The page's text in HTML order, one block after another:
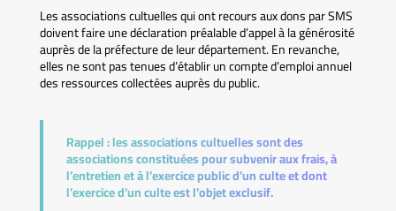
Les associations cultuelles qui ont recours aux dons par SMS
doivent faire une déclaration préalable d’appel à la générosité
auprès de la préfecture de leur département. En revanche,
elles ne sont pas tenues d’établir un compte d’emploi annuel
des ressources collectées auprès du public.
Rappel :les associations cultuelles sont des
associations constituées pour subvenir aux frais, à
l’entretien et à l’exercice public d’un culte et dont
l’exercice d’un culte est l’objet exclusif.